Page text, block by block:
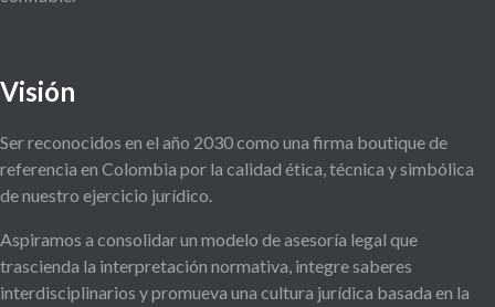
Visión
Ser reconocidos en el año 2030 como una firma boutique de
referencia en Colombia por la calidad ética, técnica y simbólica
de nuestro ejercicio jurídico.
Aspiramos a consolidar un modelo de asesoría legal que
trascienda la interpretación normativa, integre saberes
interdisciplinarios y promueva una cultura jurídica basada en la